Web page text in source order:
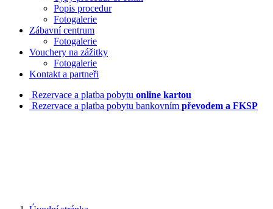
Popis procedur
Fotogalerie
Zábavní centrum
Fotogalerie
Vouchery na zážitky
Fotogalerie
Kontakt a partneři
Rezervace a platba pobytu online kartou
Rezervace a platba pobytu bankovním převodem a FKSP